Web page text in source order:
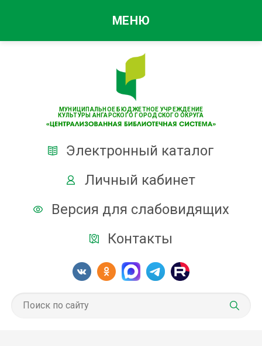
МУНИЦИПАЛЬНОЕ БЮДЖЕТНОЕ УЧРЕЖДЕНИЕ
КУЛЬТУРЫ АНГАРСКОГО ГОРОДСКОГО ОКРУГА
Электронный каталог
Личный кабинет
Версия для слабовидящих
Контакты
МЕНЮ